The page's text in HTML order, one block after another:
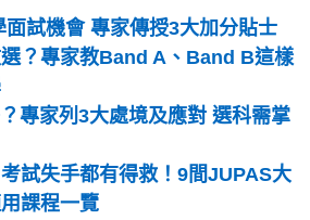
面試機會 專家傳授3大加分貼士
？專家教Band A、Band B這樣
專家列3大處境及應對 選科需掌
試失手都有得救！9間JUPAS大
課程一覽